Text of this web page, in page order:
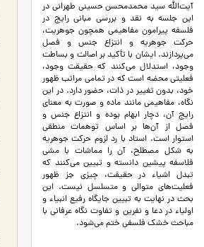
آیت‌الله سید محمدمحسن حسینی طهرانی در
این جلسه به نقد و بررسی مبانی رایج در
فلسفه پیرامون مفاهیمی همچون جوهریت،
حرکت جوهریه و انتزاع جنس و فصل
می‌پردازند. ایشان با تأکید بر اصالت و بساطت
وجود، استدلال می‌کنند که حقیقت وجود،
فعلیتی محضه است که در تمامی مراتب ظهور
خود، بدون تغییر در ذات، حضور دارد. در این
نگاه، مفاهیمی مانند ماده و صورت به معنای
رایج آن، دچار ابهام بوده و انتزاع جنس و
فصل از آن‌ها بر اساس توهمات منطقی
استوار است. استاد با رد لزوم حرکت جوهریه
به شکل مصطلح، آن را مماشات با مشی
فلاسفه پیشین دانسته و تبیین می‌کنند که
تبدل اشیاء در حقیقت، چیزی جز ظهور
فعلیت‌های متوالی و متسلسل نیست. این
بحث در نهایت به تبیین جایگاه رفیع انبیاء و
اولیاء در دعا و نفرین و تفاوت نگاه عرفانی با
مباحث خشک فلسفی ختم می‌شود.